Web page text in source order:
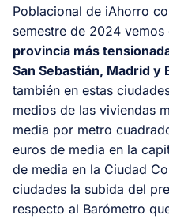
Poblacional de iAhorro
semestre de 2024 vemos
provincia más
San Sebastián, Madrid y
también en estas
medios de las viviendas
media por metro
euros de media en la
de media en la Ciudad
ciudades la subida del
respecto al Barómetro